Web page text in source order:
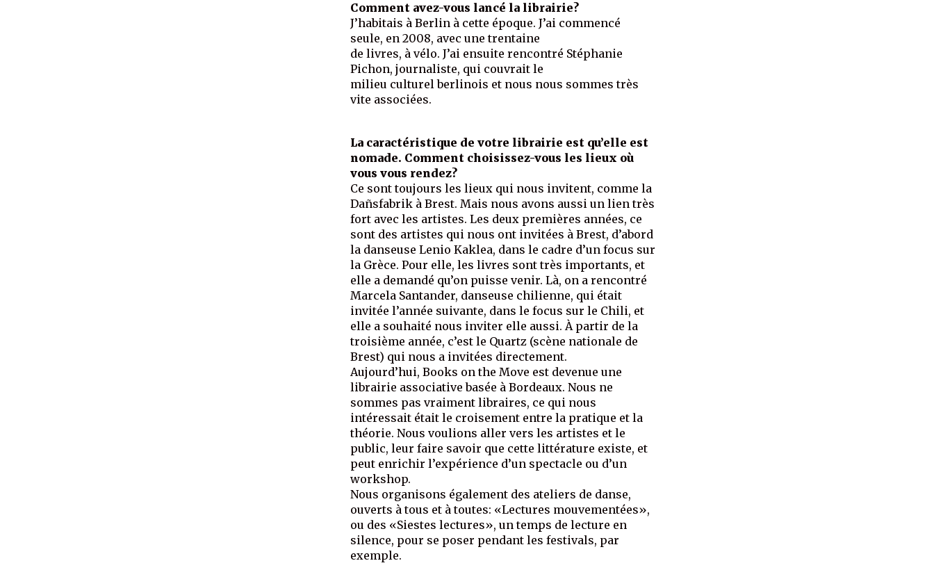
Comment avez-vous lancé la librairie?
J’habitais à Berlin à cette époque. J’ai commencé
seule, en 2008, avec une trentaine
de livres, à vélo. J’ai ensuite rencontré Stéphanie
Pichon, journaliste, qui couvrait le
milieu culturel berlinois et nous nous sommes très
vite associées.
La caractéristique de votre librairie est qu’elle est
nomade. Comment choisissez-vous les lieux où
vous vous rendez?
Ce sont toujours les lieux qui nous invitent, comme la
Dañsfabrik à Brest. Mais nous avons aussi un lien très
fort avec les artistes. Les deux premières années, ce
sont des artistes qui nous ont invitées à Brest, d’abord
la danseuse Lenio Kaklea, dans le cadre d’un focus sur
la Grèce. Pour elle, les livres sont très importants, et
elle a demandé qu’on puisse venir. Là, on a rencontré
Marcela Santander, danseuse chilienne, qui était
invitée l’année suivante, dans le focus sur le Chili, et
elle a souhaité nous inviter elle aussi. À partir de la
troisième année, c’est le Quartz (scène nationale de
Brest) qui nous a invitées directement.
Aujourd’hui, Books on the Move est devenue une
librairie associative basée à Bordeaux. Nous ne
sommes pas vraiment libraires, ce qui nous
intéressait était le croisement entre la pratique et la
théorie. Nous voulions aller vers les artistes et le
public, leur faire savoir que cette littérature existe, et
peut enrichir l’expérience d’un spectacle ou d’un
workshop.
Nous organisons également des ateliers de danse,
ouverts à tous et à toutes: «Lectures mouvementées»,
ou des «Siestes lectures», un temps de lecture en
silence, pour se poser pendant les festivals, par
exemple.